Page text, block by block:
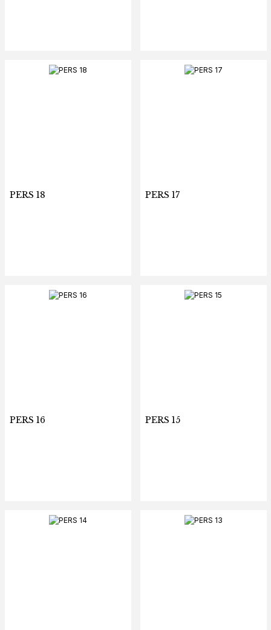
PERS 18 PERS 17
PERS 16 PERS 15